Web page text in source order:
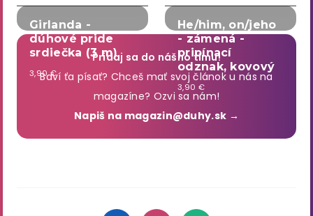
Girlanda -
dúhové pride
srdiečka (3 m)
3,90 €
He/him, on/jeho
- zámená -
pripínací
odznak, kovový
3,90 €
Pridaj sa do nášho tímu!
Baví ťa písať? Chceš mať svoj článok u nás na
magazíne? Ozvi sa nám!
Napiš na magazin@duhy.sk →